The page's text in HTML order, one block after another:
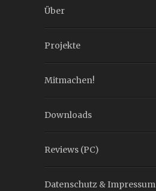
Über
Projekte
Mitmachen!
Downloads
Reviews (PC)
Datenschutz & Impressum